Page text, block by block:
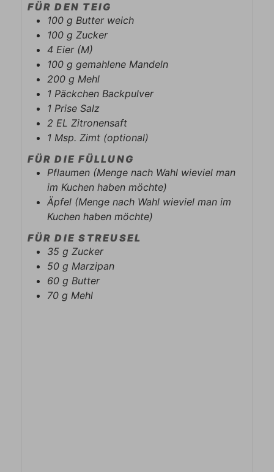
FÜR DEN TEIG
100 g Butter weich
100 g Zucker
4 Eier (M)
100 g gemahlene Mandeln
200 g Mehl
1 Päckchen Backpulver
1 Prise Salz
2 EL Zitronensaft
1 Msp. Zimt (optional)
FÜR DIE FÜLLUNG
Pflaumen (Menge nach Wahl wieviel man
im Kuchen haben möchte)
Äpfel (Menge nach Wahl wieviel man im
Kuchen haben möchte)
FÜR DIE STREUSEL
35 g Zucker
50 g Marzipan
60 g Butter
70 g Mehl